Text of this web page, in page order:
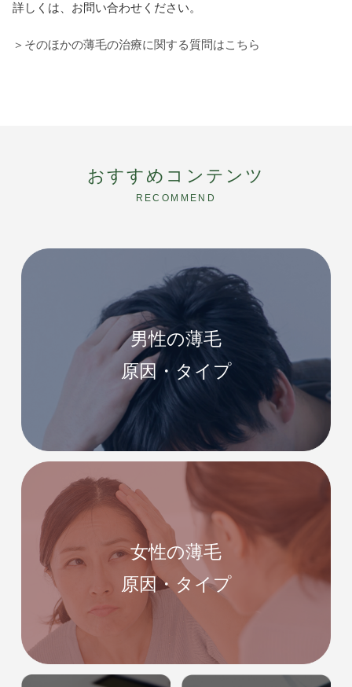
詳しくは、お問い合わせください。
＞そのほかの薄毛の治療に関する質問はこちら
おすすめコンテンツ
RECOMMEND
男性の薄毛
原因・タイプ
女性の薄毛
原因・タイプ